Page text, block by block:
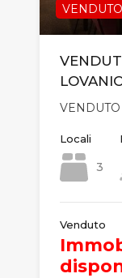
VENDUTO
Locali
3
Venduto